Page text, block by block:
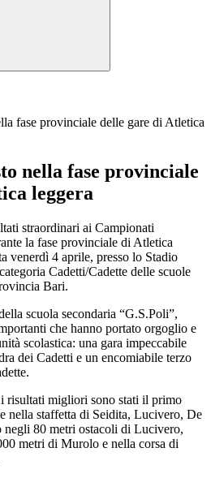
fase provinciale delle gare di Atletica
nella fase provinciale
leggera
straordinari ai Campionati
la fase provinciale di Atletica
venerdì 4 aprile, presso lo Stadio
Cadetti/Cadette delle scuole
Bari.
scuola secondaria “G.S.Poli”,
che hanno portato orgoglio e
scolastica: una gara impeccabile
dei Cadetti e un encomiabile terzo
risultati migliori sono stati il primo
nella staffetta di Seidita, Lucivero, De
negli 80 metri ostacoli di Lucivero,
metri di Murolo e nella corsa di